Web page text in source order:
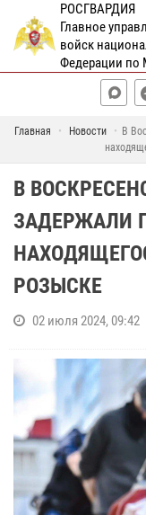
РОСГВАРДИЯ
Главное
войск
Федерации по
Главная Новости
В
В
ЗАДЕРЖАЛИ
РОЗЫСКЕ
02 июля 2024, 09:42